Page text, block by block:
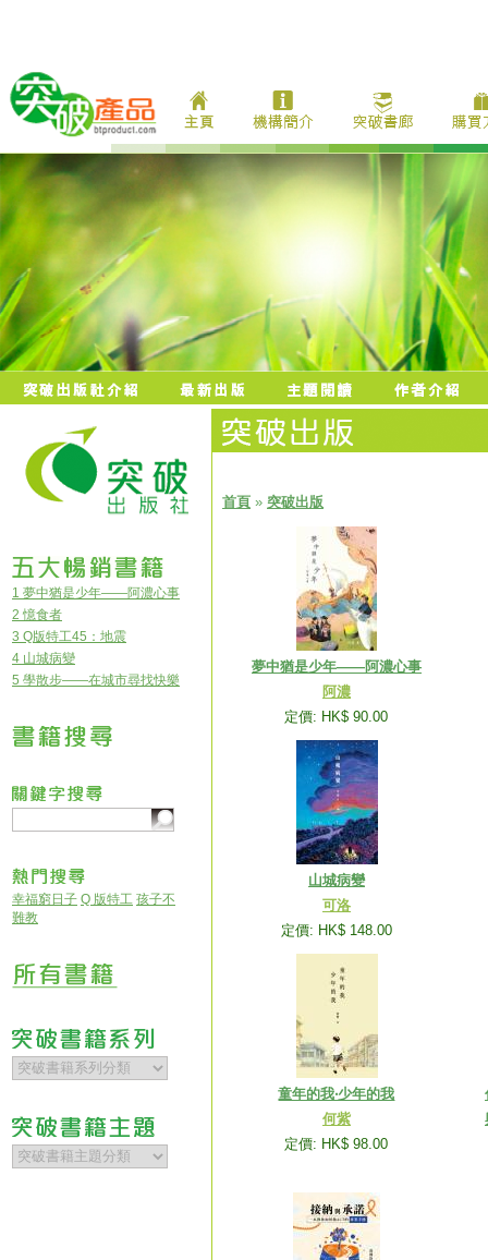
1 夢中猶是少年——阿濃心事
2 憶食者
3 Q版特工45：地震
4 山城病變
5 學散步——在城市尋找快樂
幸福窮日子 Q 版特工 孩子不
難教
首頁 » 突破出版
夢中猶是少年——阿濃心事
阿濃
定價: HK$ 90.00
山城病變
可洛
定價: HK$ 148.00
童年的我‧少年的我
何紫
定價: HK$ 98.00